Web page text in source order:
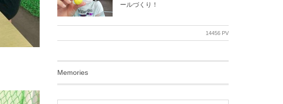
ールづくり！
14456 PV
Memories